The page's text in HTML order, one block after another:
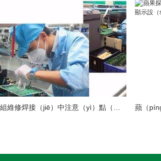
LED模組維修焊接（jiē）中注意（yì）點（建議收藏）